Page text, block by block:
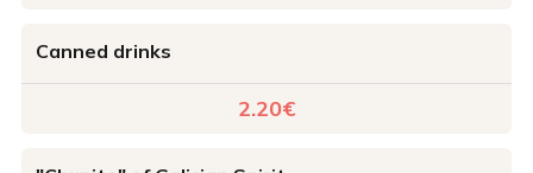
Canned drinks
2.20€